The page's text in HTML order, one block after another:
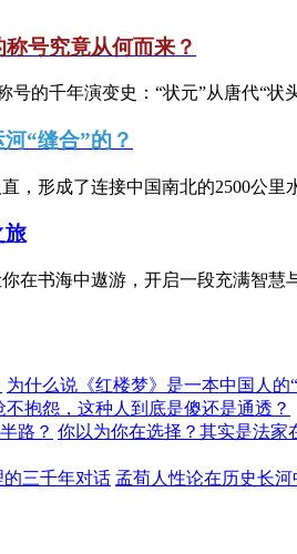
号究竟从何而来？
号的千年演变史：“状元”从唐代“状
“缝合”的？
，形成了连接中国南北的2500公里
旅
在书海中遨游，开启一段充满智慧
为什么说《红楼梦》是一本中国人的
不抱怨，这种人到底是傻还是通透？
路？ 你以为你在选择？其实是法家
的三千年对话 孟荀人性论在历史长